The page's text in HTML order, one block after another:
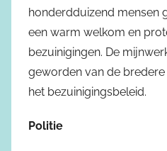
honderdduizend mensen
een warm welkom en
bezuinigingen. De
geworden van de
het bezuinigingsbeleid.
Politie